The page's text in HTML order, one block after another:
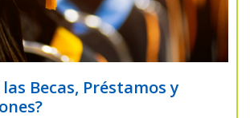
Becas, Préstamos y